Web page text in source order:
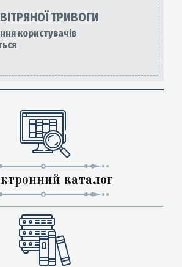
ТРИВОГИ
користувачів
каталог